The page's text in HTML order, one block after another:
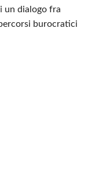
un dialogo fra
burocratici